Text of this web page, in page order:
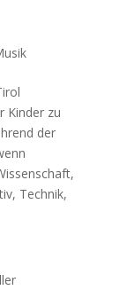
Kinder zu
der
Technik,